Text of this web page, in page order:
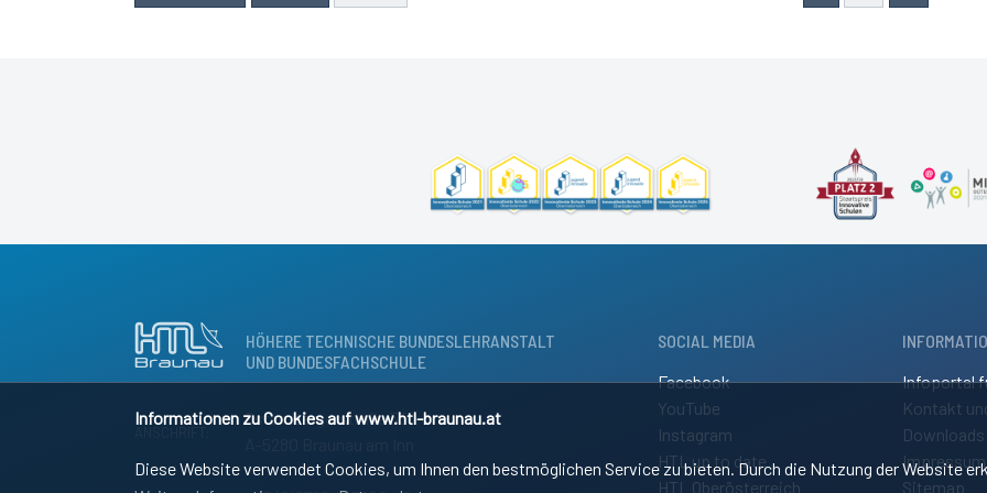
Informationen zu Cookies auf www.htl-braunau.at
Diese Website verwendet Cookies, um Ihnen den bestmöglichen Service zu bieten. Durch die Nutzung der Website
HÖHERE TECHNISCHE BUNDESLEHRANSTALT
UND BUNDESFACHSCHULE
Osternbergerstraße 55
SOCIAL MEDIA
Facebook
YouTube
Instagram
HTL up to date
HTL Oberösterreich
Infoportal
Kontakt
Downloads
Impressum
Sitemap